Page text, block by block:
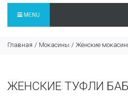
MENU
Главная Мокасины Женские
ЖЕНСКИЕ ТУФЛИ